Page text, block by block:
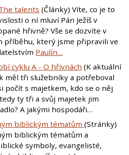
talents (Články) Víte, co je to
o ní mluví Pán Ježíš v
hřivně? Vše se dozvíte v
příběhu, který jsme připravili ve
Paulín…
cyklu A - O hřivnách (K aktuální
měl tři služebníky a potřeboval
počít s majetkem, kdo se o něj
ty tři a svůj majetek jim
A jakými hospodáři…
biblickým tématům (Stránky)
biblickým tématům a
symboly, evangelisté,